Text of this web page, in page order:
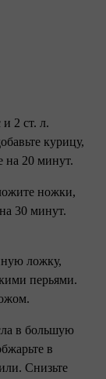
2 ст. л.
курицу,
на 20 минут.
ножки,
30 минут.
ложку,
перьями.
в большую
в
Снизьте